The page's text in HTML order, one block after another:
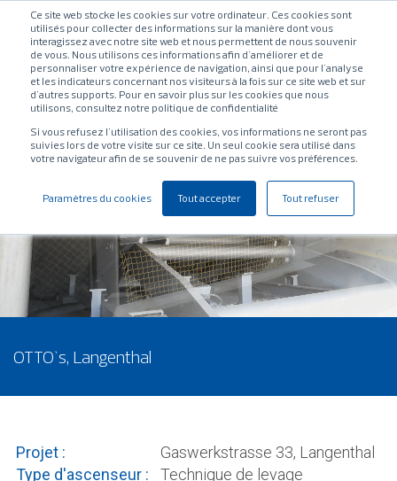
Ce site web stocke les cookies sur votre ordinateur. Ces cookies sont
utilisés pour collecter des informations sur la manière dont vous
interagissez avec notre site web et nous permettent de nous souvenir
de vous. Nous utilisons ces informations afin d'améliorer et de
personnaliser votre expérience de navigation, ainsi que pour l'analyse
et les indicateurs concernant nos visiteurs à la fois sur ce site web et sur
d'autres supports. Pour en savoir plus sur les cookies que nous
utilisons, consultez notre politique de confidentialité
Si vous refusez l'utilisation des cookies, vos informations ne seront pas
suivies lors de votre visite sur ce site. Un seul cookie sera utilisé dans
votre navigateur afin de se souvenir de ne pas suivre vos préférences.
Paramètres du cookies Tout accepter Tout refuser
OTTO`s, Langenthal
Projet :
Gaswerkstrasse 33, Langenthal
Type d'ascenseur :
Technique de levage